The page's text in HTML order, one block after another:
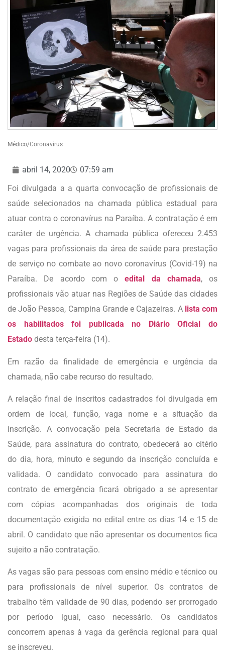
Médico/Coronavirus
abril 14, 2020
07:59 am
Foi divulgada a a quarta convocação de profissionais de
saúde selecionados na chamada pública estadual para
atuar contra o coronavírus na Paraíba. A contratação é em
caráter de urgência. A chamada pública ofereceu 2.453
vagas para profissionais da área de saúde para prestação
de serviço no combate ao novo coronavírus (Covid-19) na
Paraíba. De acordo com oedital da chamada, os
profissionais vão atuar nas Regiões de Saúde das cidades
de João Pessoa, Campina Grande e Cajazeiras. A lista com
os habilitados foi publicada no Diário Oficial do
Estado desta terça-feira (14).
Em razão da finalidade de emergência e urgência da
chamada, não cabe recurso do resultado.
A relação final de inscritos cadastrados foi divulgada em
ordem de local, função, vaga nome e a situação da
inscrição. A convocação pela Secretaria de Estado da
Saúde, para assinatura do contrato, obedecerá ao citério
do dia, hora, minuto e segundo da inscrição concluída e
validada. O candidato convocado para assinatura do
contrato de emergência ficará obrigado a se apresentar
com cópias acompanhadas dos originais de toda
documentação exigida no edital entre os dias 14 e 15 de
abril. O candidato que não apresentar os documentos fica
sujeito a não contratação.
As vagas são para pessoas com ensino médio e técnico ou
para profissionais de nível superior. Os contratos de
trabalho têm validade de 90 dias, podendo ser prorrogado
por período igual, caso necessário. Os candidatos
concorrem apenas à vaga da gerência regional para qual
se inscreveu.